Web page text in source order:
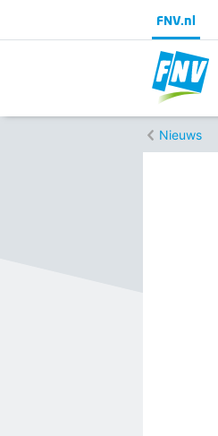
FNV.nl
Nieuws